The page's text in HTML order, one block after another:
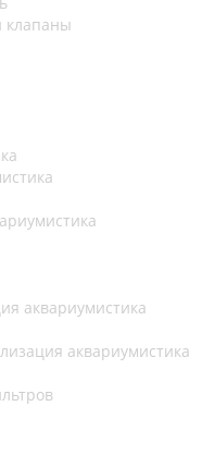
клапаны
аквариумистика
аквариумистика